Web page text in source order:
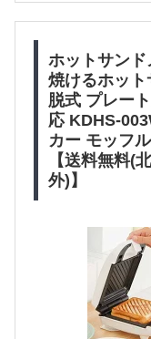
ホットサン
焼けるホッ
脱式 プレー
応 KDHS-
カー モッフ
【送料無料(
外)】